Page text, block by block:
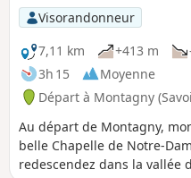
Visorandonneur
7,11 km
+413 m
3h 15
Moyenne
Départ à Montagny
Au départ de Montagny,
belle Chapelle de Notre-
redescendez dans la vallée